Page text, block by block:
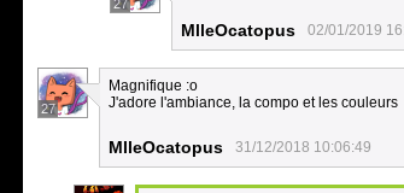
27
MlleOcatopus 02/01/2019
27
Magnifique :o
J'adore l'ambiance, la compo et les couleurs
MlleOcatopus 31/12/2018 10:06:49